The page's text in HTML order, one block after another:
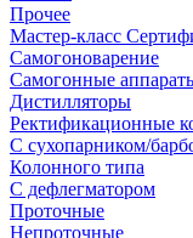
Прочее
Мастер-класс
Самогоноварение
Самогонные
Дистилляторы
Ректификационные
С сухопарником/
Колонного типа
С дефлегматором
Проточные
Непроточные